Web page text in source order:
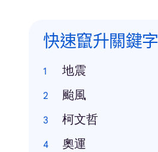
快速竄升關鍵字
地震
颱風
柯文哲
奧運